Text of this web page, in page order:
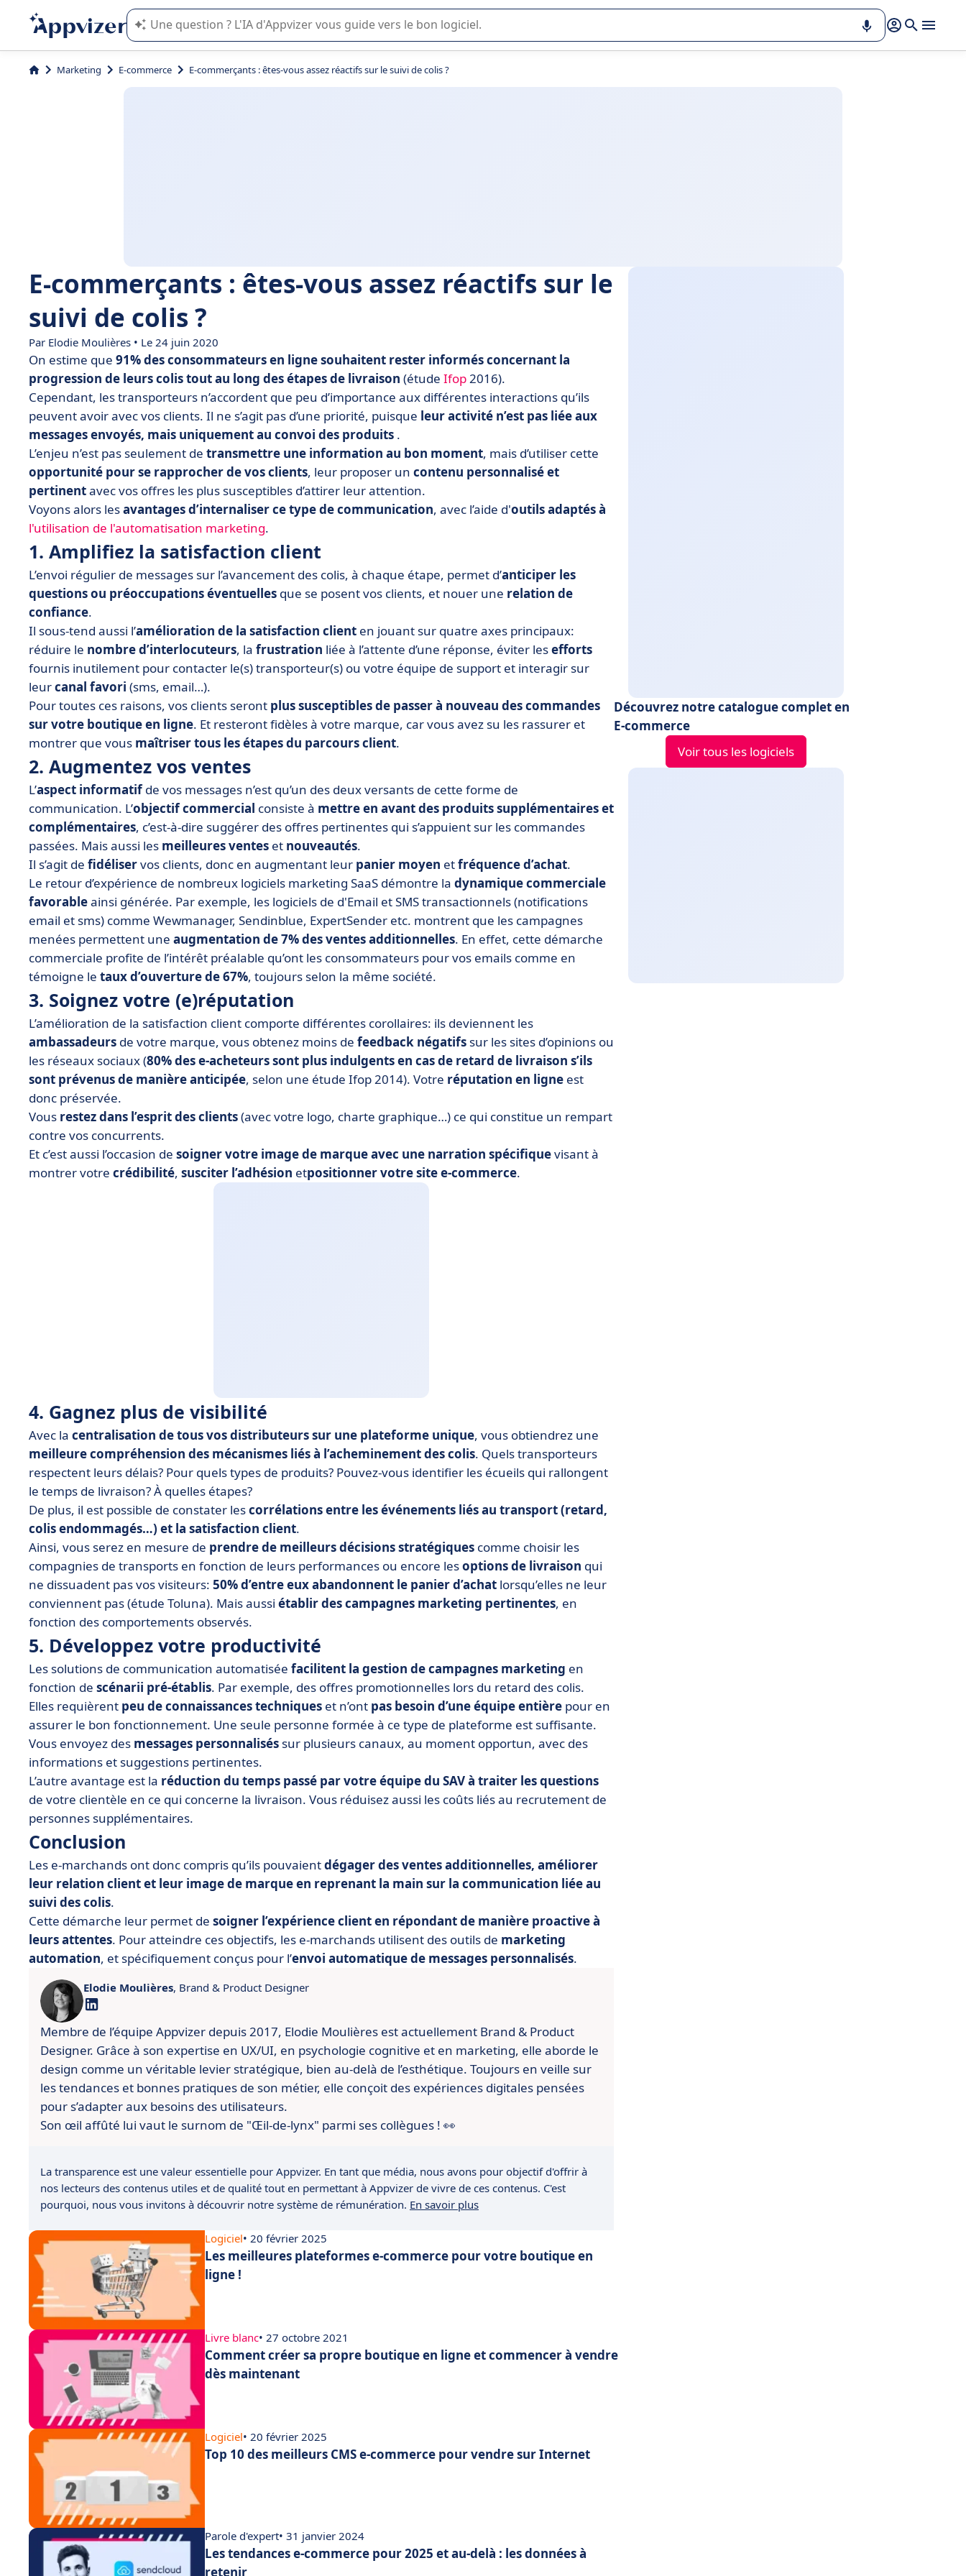
L'IA de Appvizer vous guide dans l'utilisation ou la sélection de logiciel SaaS en entreprise.
Marketing E-commerce E-commerçants : êtes-vous assez réactifs sur le suivi de colis ?
E-commerçants : êtes-vous assez réactifs sur le
suivi de colis ?
Par Elodie Moulières • Le 24 juin 2020
On estime que 91% des consommateurs en ligne souhaitent rester informés concernant la
progression de leurs colis tout au long des étapes de livraison (étude Ifop2016).
Cependant, les transporteurs n’accordent que peu d’importance aux différentes interactions qu’ils
peuvent avoir avec vos clients. Il ne s’agit pas d’une priorité, puisque leur activité n’est pas liée aux
messages envoyés, mais uniquement au convoi des produits .
L’enjeu n’est pas seulement de transmettre une information au bon moment, mais d’utiliser cette
opportunité pour se rapprocher de vos clients, leur proposer un contenu personnalisé et
pertinentavec vos offres les plus susceptibles d’attirer leur attention.
Voyons alors lesavantages d’internaliser ce type de communication, avec l’aide d'outils adaptés à
l'utilisation de l'automatisation marketing.
1. Amplifiez la satisfaction client
L’envoi régulier de messages sur l’avancement des colis, à chaque étape, permet d’anticiper les
questions ou préoccupations éventuelles que se posent vos clients, et nouer une relation de
confiance.
Il sous-tend aussi l’amélioration de la satisfaction client en jouant sur quatre axes principaux:
réduire le nombre d’interlocuteurs, la frustration liée à l’attente d’une réponse, éviter lesefforts
fournis inutilement pour contacter le(s) transporteur(s) ou votre équipe de support et interagir sur
leurcanal favori (sms, email…).
Pour toutes ces raisons, vos clients seront plus susceptibles de passer à nouveau des commandes
sur votre boutique en ligne. Et resteront fidèles à votre marque, car vous avez su les rassurer et
montrer que vous maîtriser tous les étapes du parcours client.
2. Augmentez vos ventes
L’aspect informatifde vos messages n’est qu’un des deux versants de cette forme de
communication. L’objectif commercial consiste à mettre en avant des produits supplémentaires et
complémentaires, c’est-à-dire suggérer des offres pertinentes qui s’appuient sur les commandes
passées. Mais aussi les meilleures ventes et nouveautés.
Il s’agit de fidéliservos clients, donc en augmentant leur panier moyen etfréquence d’achat.
Le retour d’expérience de nombreux logiciels marketing SaaS démontre la dynamique commerciale
favorableainsi générée. Par exemple, les logiciels de d'Email et SMS transactionnels (notifications
email et sms) comme Wewmanager, Sendinblue, ExpertSender etc. montrent que les campagnes
menées permettent une augmentation de 7% des ventes additionnelles. En effet, cette démarche
commerciale profite de l’intérêt préalable qu’ont les consommateurs pour vos emails comme en
témoigne le taux d’ouverture de 67%, toujours selon la même société.
3. Soignez votre (e)réputation
L’amélioration de la satisfaction client comporte différentes corollaires: ils deviennent les
ambassadeurs de votre marque, vous obtenez moins de feedback négatifs sur les sites d’opinions ou
les réseaux sociaux (80% des e-acheteurs sont plus indulgents en cas de retard de livraison s’ils
sont prévenus de manière anticipée, selon une étude Ifop 2014). Votre réputation en ligne est
donc préservée.
Vous restez dans l’esprit des clients(avec votre logo, charte graphique…) ce qui constitue un rempart
contre vos concurrents.
Et c’est aussi l’occasion de soigner votre image de marque avec une narration spécifiquevisant à
montrer votre crédibilité, susciter l’adhésion etpositionner votre site e-commerce.
4. Gagnez plus de visibilité
Avec la centralisation de tous vos distributeurs sur une plateforme unique, vous obtiendrez une
meilleure compréhension des mécanismes liés à l’acheminement des colis. Quels transporteurs
respectent leurs délais? Pour quels types de produits? Pouvez-vous identifier les écueils qui rallongent
le temps de livraison? À quelles étapes?
De plus, il est possible de constater lescorrélations entre les événements liés au transport (retard,
colis endommagés…) et la satisfaction client.
Ainsi, vous serez en mesure de prendre de meilleurs décisions stratégiques comme choisir les
compagnies de transports en fonction de leurs performances ou encore lesoptions de livraison qui
ne dissuadent pas vos visiteurs: 50% d’entre eux abandonnent le panier d’achat lorsqu’elles ne leur
conviennent pas (étude Toluna). Mais aussi établir des campagnes marketing pertinentes, en
fonction des comportements observés.
5. Développez votre productivité
Les solutions de communication automatisée facilitent la gestion de campagnes marketing en
fonction de scénarii pré-établis. Par exemple, des offres promotionnelles lors du retard des colis.
Elles requièrent peu de connaissances techniques et n’ont pas besoin d’une équipe entière pour en
assurer le bon fonctionnement. Une seule personne formée à ce type de plateforme est suffisante.
Vous envoyez des messages personnalisés sur plusieurs canaux, au moment opportun, avec des
informations et suggestions pertinentes.
L’autre avantage est la réduction du temps passé par votre équipe du SAV à traiter les questions
de votre clientèle en ce qui concerne la livraison. Vous réduisez aussi les coûts liés au recrutement de
personnes supplémentaires.
Conclusion
Les e-marchands ont donc compris qu’ils pouvaientdégager des ventes additionnelles, améliorer
leur relation client et leur image de marque en reprenant la main sur la communication liée au
suivi des colis.
Cette démarche leur permet de soigner l’expérience client en répondant de manière proactive à
leurs attentes. Pour atteindre ces objectifs, les e-marchands utilisent des outils de marketing
automation, et spécifiquement conçus pour l’envoi automatique de messages personnalisés.
Elodie Moulières, Brand & Product Designer
Membre de l’équipe Appvizer depuis 2017, Elodie Moulières est actuellement Brand & Product
Designer. Grâce à son expertise en UX/UI, en psychologie cognitive et en marketing, elle aborde le
design comme un véritable levier stratégique, bien au-delà de l’esthétique. Toujours en veille sur
les tendances et bonnes pratiques de son métier, elle conçoit des expériences digitales pensées
pour s’adapter aux besoins des utilisateurs.
Son œil affûté lui vaut le surnom de "Œil-de-lynx" parmi ses collègues ! 👀
La transparence est une valeur essentielle pour Appvizer. En tant que média, nous avons pour objectif d'offrir à
nos lecteurs des contenus utiles et de qualité tout en permettant à Appvizer de vivre de ces contenus. C'est
pourquoi, nous vous invitons à découvrir notre système de rémunération. En savoir plus
Découvrez notre catalogue complet en
E-commerce
Voir tous les logiciels
Logiciel• 20 février 2025
Les meilleures plateformes e-commerce pour votre boutique en
ligne !
Livre blanc• 27 octobre 2021
Comment créer sa propre boutique en ligne et commencer à vendre
dès maintenant
Logiciel• 20 février 2025
Top 10 des meilleurs CMS e-commerce pour vendre sur Internet
Parole d'expert• 31 janvier 2024
Les tendances e-commerce pour 2025 et au-delà : les données à
retenir